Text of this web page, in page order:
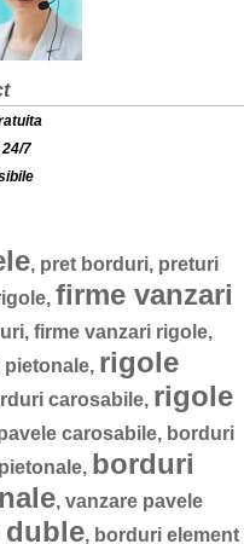
7
, pret borduri, preturi
firme vanzari
firme vanzari rigole,
pietonale, rigole
carosabile, rigole
carosabile, borduri
borduri
, vanzare pavele
duble, borduri element